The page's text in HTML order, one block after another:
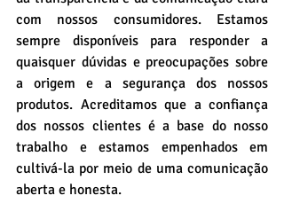
com nossos consumidores. Estamos
sempre disponíveis para responder a
quaisquer dúvidas e preocupações sobre
a origem e a segurança dos nossos
produtos. Acreditamos que a confiança
dos nossos clientes é a base do nosso
trabalho e estamos empenhados em
cultivá-la por meio de uma comunicação
aberta e honesta.